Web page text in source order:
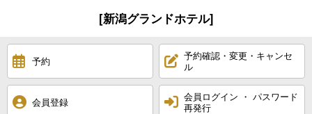
[新潟グランドホテル]
予約
予約確認・変更・キャンセ
ル
会員登録
会員ログイン ・ パスワード
再発行